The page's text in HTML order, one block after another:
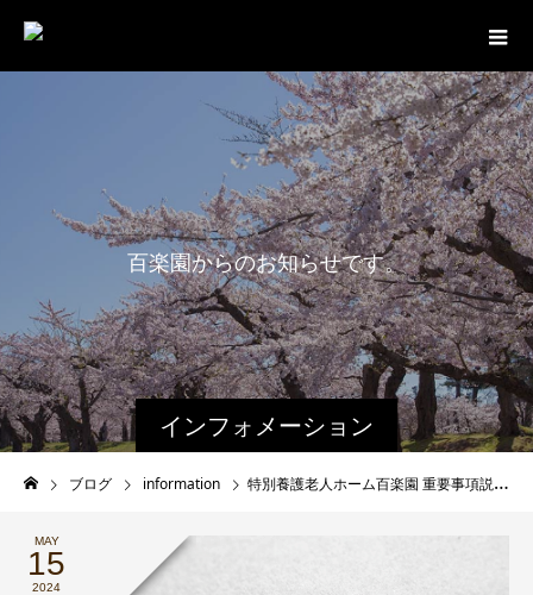
インフォメーション
百楽園からのお知らせです。
ブログ information 特別養護老人ホーム百楽園 重要事項説明書
MAY
15
2024